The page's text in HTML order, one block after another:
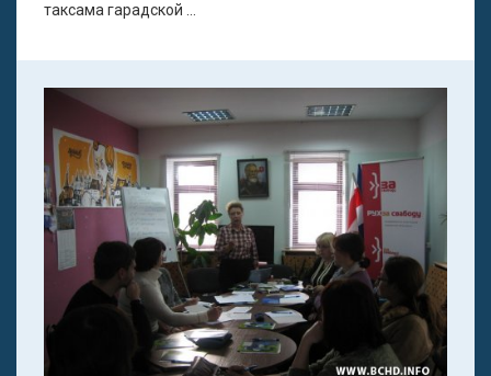
таксама гарадской ...